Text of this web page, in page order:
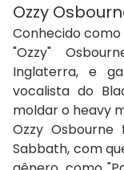
Ozzy
Conhecido como
"Ozzy"
Inglaterra, e
vocalista do
moldar o heavy
Ozzy
Sabbath, com